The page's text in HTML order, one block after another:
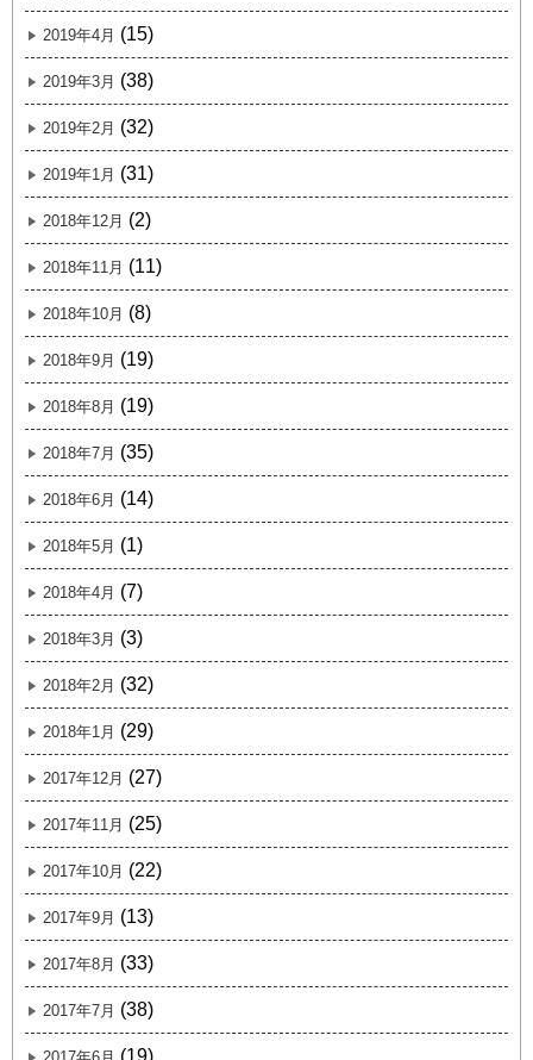
2019年4月 (15)
2019年3月 (38)
2019年2月 (32)
2019年1月 (31)
2018年12月 (2)
2018年11月 (11)
2018年10月 (8)
2018年9月 (19)
2018年8月 (19)
2018年7月 (35)
2018年6月 (14)
2018年5月 (1)
2018年4月 (7)
2018年3月 (3)
2018年2月 (32)
2018年1月 (29)
2017年12月 (27)
2017年11月 (25)
2017年10月 (22)
2017年9月 (13)
2017年8月 (33)
2017年7月 (38)
(19)